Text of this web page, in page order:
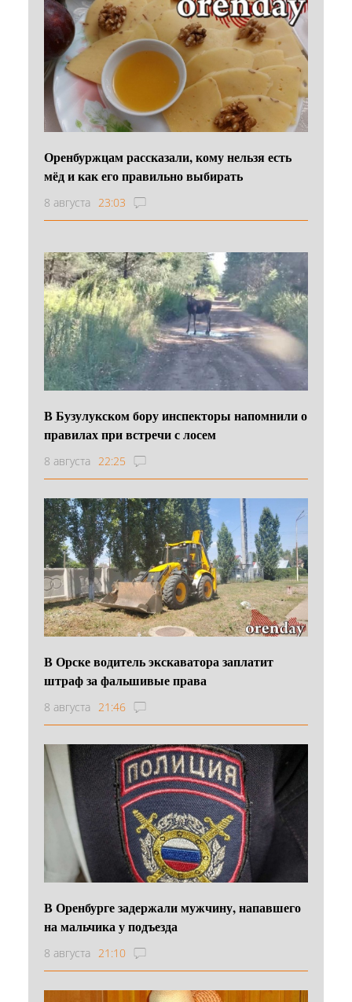
Оренбуржцам рассказали, кому нельзя есть
мёд и как его правильно выбирать
8 августа 23:03
В Бузулукском бору инспекторы напомнили о
правилах при встречи с лосем
8 августа 22:25
В Орске водитель экскаватора заплатит
штраф за фальшивые права
8 августа 21:46
В Оренбурге задержали мужчину, напавшего
на мальчика у подъезда
8 августа 21:10